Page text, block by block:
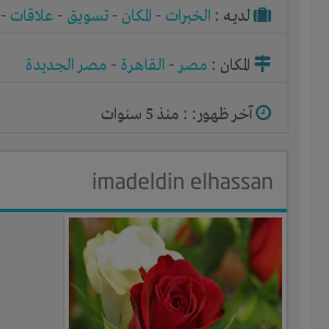
لديـه : الخبرات - المكان - تسويق - علاقات -
المكان : مصر- القاهرة - مصر الجديدة
آخر ظهور: : منذ 5 سنوات
imadeldin elhassan